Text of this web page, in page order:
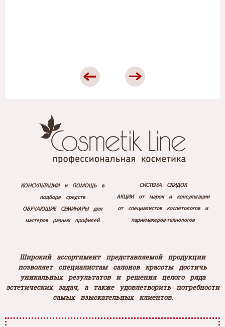
КОНСУЛЬТАЦИИ и ПОМОЩЬ в
подборе средств
ОБУЧАЮЩИЕ СЕМИНАРЫ для
мастеров разных профилей
СИСТЕМА СКИДОК
АКЦИИ от марок и консультации
от специалистов коспетологов и
парикмахеров-технологов
Широкий ассортимент представляемой продукции
позволяет специалистам салонов красоты достичь
уникальных результатов и решения целого ряда
эстетических задач, а также удовлетворить потребности
самых взыскательных клиентов.